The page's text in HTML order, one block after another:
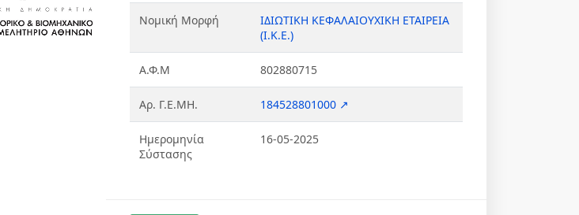
Νομική Μορφή
ΙΔΙΩΤΙΚΗ ΚΕΦΑΛΑΙΟΥΧΙΚΗ ΕΤΑΙΡΕΙΑ
(Ι.Κ.Ε.)
Α.Φ.Μ 802880715
Αρ. Γ.Ε.ΜΗ. 184528801000 ↗
Ημερομηνία
Σύστασης
16-05-2025